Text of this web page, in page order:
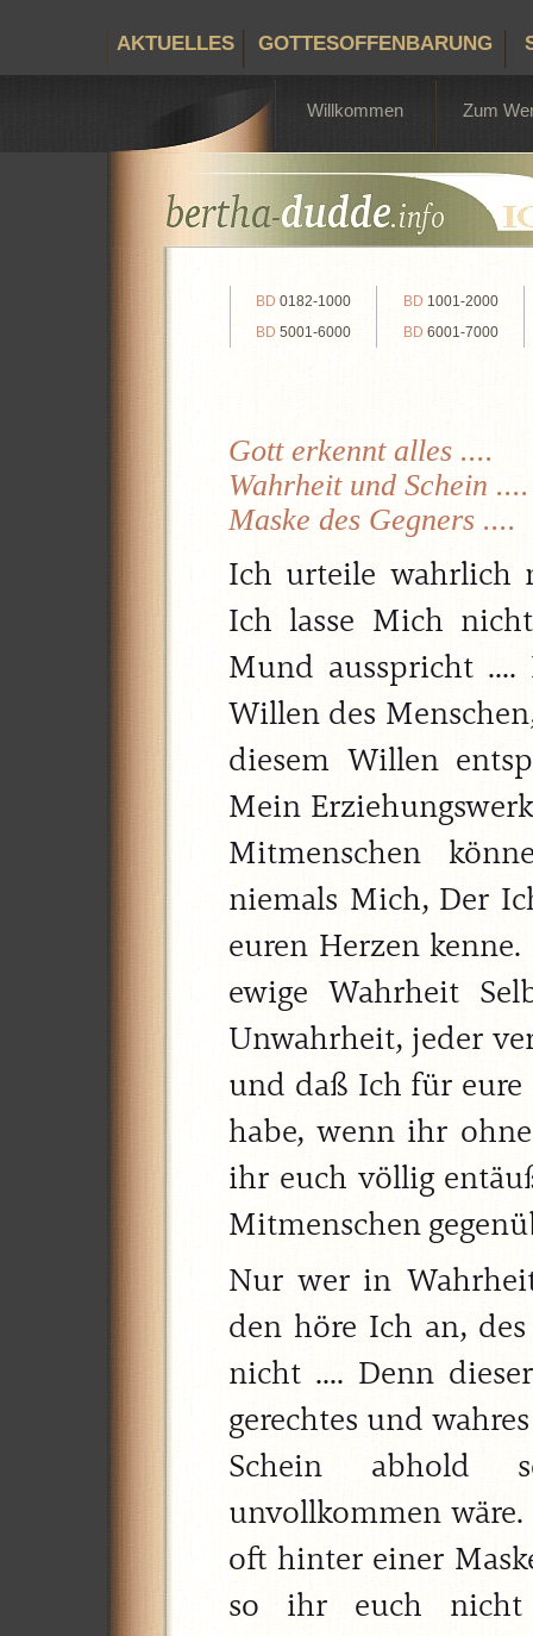
AKTUELLES GOTTESOFFENBARUNG
Willkommen Zum
BD 0182-1000 BD 1001-2000
BD 5001-6000 BD 6001-7000
Gott erkennt alles ....
Wahrheit und Schein ....
Maske des Gegners ....
Ich urteile wahrlich
Ich lasse Mich
Mund ausspricht ....
Willen des
diesem Willen
Mein
Mitmenschen
niemals Mich, Der
euren Herzen
ewige Wahrheit
Unwahrheit, jeder
und daß Ich für
habe, wenn ihr
ihr euch völlig
Mitmenschen
Nur wer in
den höre Ich an,
nicht .... Denn
gerechtes und
Schein abhold
unvollkommen
oft hinter einer
so ihr euch nicht